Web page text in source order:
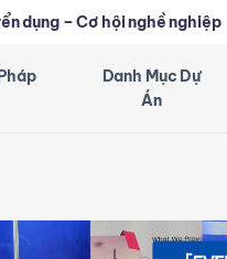
dụng – Cơ hội nghề nghiệp
Danh Mục Dự
Án